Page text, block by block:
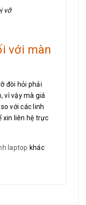
vỡ
với màn
đòi hỏi phải
vì vậy mà giá
với các linh
xin liên hệ trực
laptop khác